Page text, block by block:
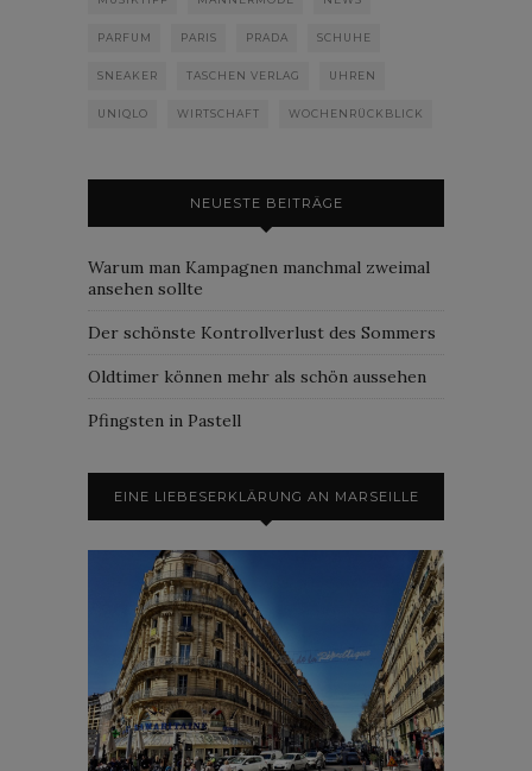
PARFUM PARIS PRADA SCHUHE
SNEAKER TASCHEN VERLAG UHREN
UNIQLO WIRTSCHAFT WOCHENRÜCKBLICK
NEUESTE BEITRÄGE
Warum man Kampagnen manchmal zweimal
ansehen sollte
Der schönste Kontrollverlust des Sommers
Oldtimer können mehr als schön aussehen
Pfingsten in Pastell
EINE LIEBESERKLÄRUNG AN MARSEILLE